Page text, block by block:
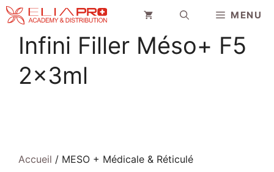
Aller
au
contenu
MENU
Infini Filler Méso+ F5
2x3ml
Accueil / MESO + Médicale & Réticulé